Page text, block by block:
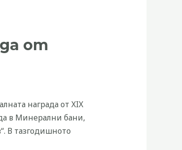
от
награда от XIX
в Минерални бани,
В тазгодишното